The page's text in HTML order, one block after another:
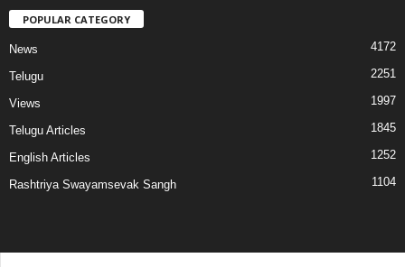
POPULAR CATEGORY
News 4172
Telugu 2251
Views 1997
Telugu Articles 1845
English Articles 1252
Rashtriya Swayamsevak Sangh 1104